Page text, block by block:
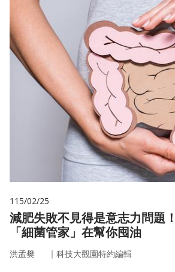
115/02/25
減肥失敗不見得是意志力問題
「細菌管家」在幫你囤油
洪孟樊 ｜ 科技大觀園特約編輯